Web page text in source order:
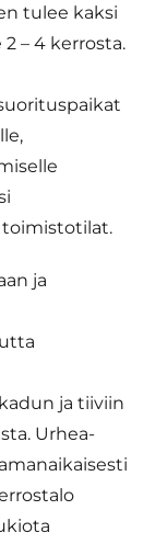
tulee kaksi
– 4 kerrosta.
toimistotilat.
ja
ja tiiviin
Urhea-